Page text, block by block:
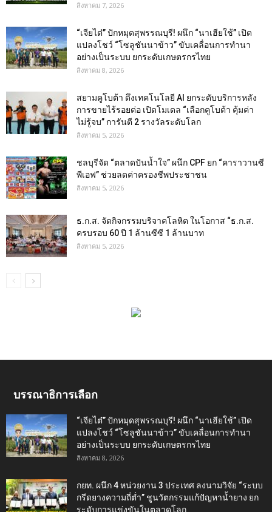
สิงหาคม 7, 2026
“เจียไต๋” ปักหมุดสุพรรณบุรี! ผนึก “นาเฮียใช้” เปิด
แปลงโชว์ “โซลูชันนาข้าว” ขับเคลื่อนการทำนา
อย่างเป็นระบบ ยกระดับเกษตรกรไทย
สิงหาคม 8, 2026
สยามคูโบต้า ดึงเทคโนโลยี AI ยกระดับบริการหลัง
การขายไร้รอยต่อ เปิดโมเดล “เลือกคูโบต้า คุ้มค่า
ไม่รู้จบ” การันตี 2 รางวัลระดับโลก
สิงหาคม 5, 2026
ชลบุรีจัด “ตลาดปันน้ำใจ” ผนึก CPF ยก “คาราวานซี
พีเอฟ” ช่วยลดค่าครองชีพประชาชน
สิงหาคม 5, 2026
ธ.ก.ส. จัดกิจกรรมบริจาคโลหิต ในโอกาส “ธ.ก.ส.
ครบรอบ 60 ปี 1 ล้านซีซี 1 ล้านบาท
สิงหาคม 5, 2026
บรรณาธิการเลือก
“เจียไต๋” ปักหมุดสุพรรณบุรี! ผนึก “นาเฮียใช้” เปิด
แปลงโชว์ “โซลูชันนาข้าว” ขับเคลื่อนการทำนา
อย่างเป็นระบบ ยกระดับเกษตรกรไทย
สิงหาคม 8, 2026
กยท. ผนึก 4 หน่วยงาน 3 ประเทศ ลงนามวิจัย “ระบบ
กรีดยางความถี่ต่ำ” ชูนวัตกรรมแก้ปัญหาน้ำยาง ยก
ระดับการแข่งขันในตลาดโลก